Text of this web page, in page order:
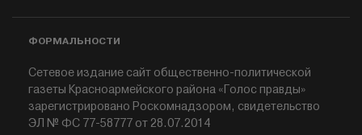
ФОРМАЛЬНОСТИ
Сетевое издание сайт общественно-политической
газеты Красноармейского района «Голос правды»
зарегистрировано Роскомнадзором, свидетельство
ЭЛ № ФС 77-58777 от 28.07.2014